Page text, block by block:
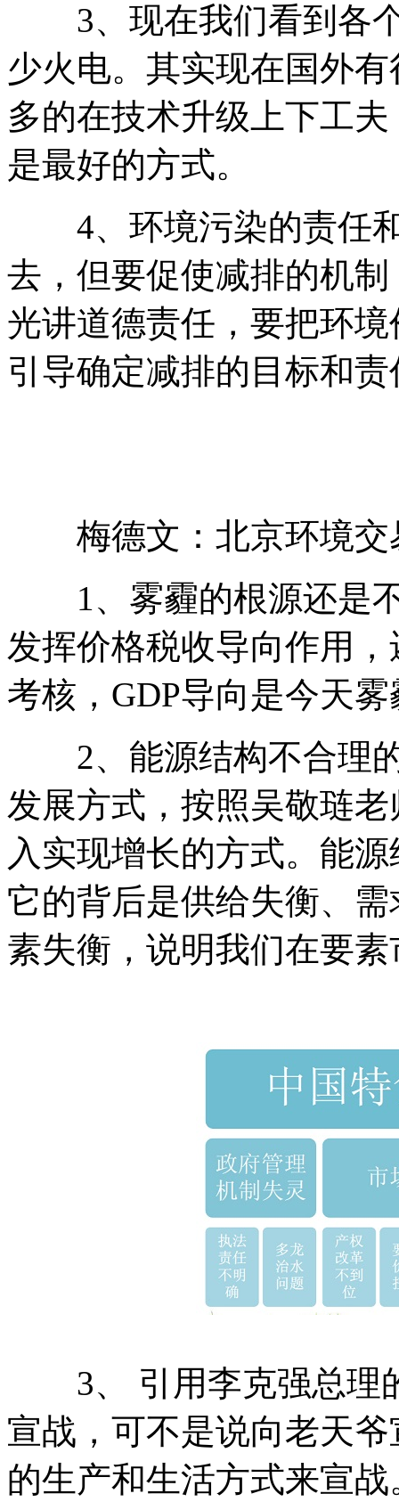
3、现在我们看到各个
少火电。其实现在国外
多的在技术升级上下工
是最好的方式。
4、环境污染的责任和
去，但要促使减排的机
光讲道德责任，要把环
引导确定减排的目标和
梅德文：北京环境交
1、雾霾的根源还是不
发挥价格税收导向作用
考核，GDP导向是今天
2、能源结构不合理的
发展方式，按照吴敬琏
入实现增长的方式。能
它的背后是供给失衡、
素失衡，说明我们在要
3、 引用李克强总理
宣战，可不是说向老天
的生产和生活方式来宣战